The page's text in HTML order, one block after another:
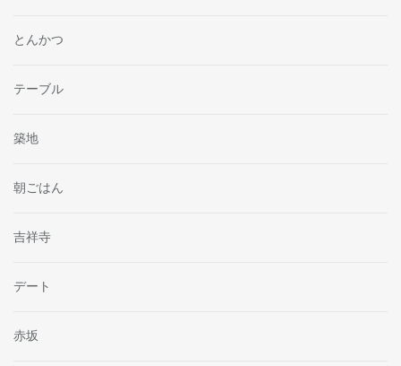
とんかつ
テーブル
築地
朝ごはん
吉祥寺
デート
赤坂